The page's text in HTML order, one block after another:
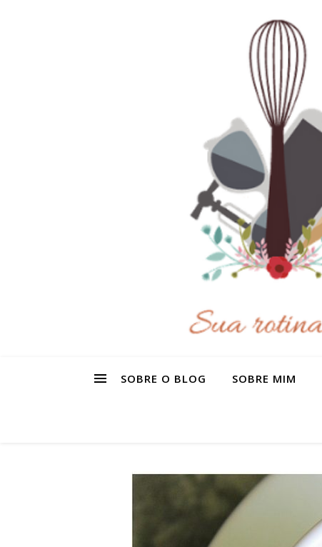
SOBRE O BLOG SOBRE MIM